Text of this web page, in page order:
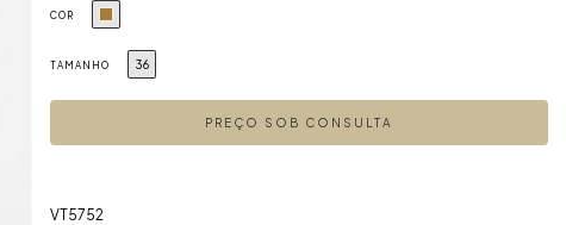
COR
TAMANHO 36
VT5752